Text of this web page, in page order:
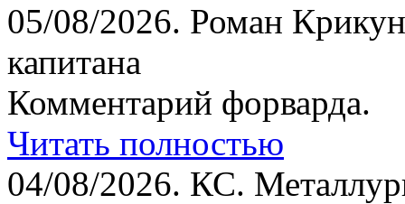
05/08/2026. Роман
капитана
Комментарий форварда.
Читать полностью
04/08/2026. КС.